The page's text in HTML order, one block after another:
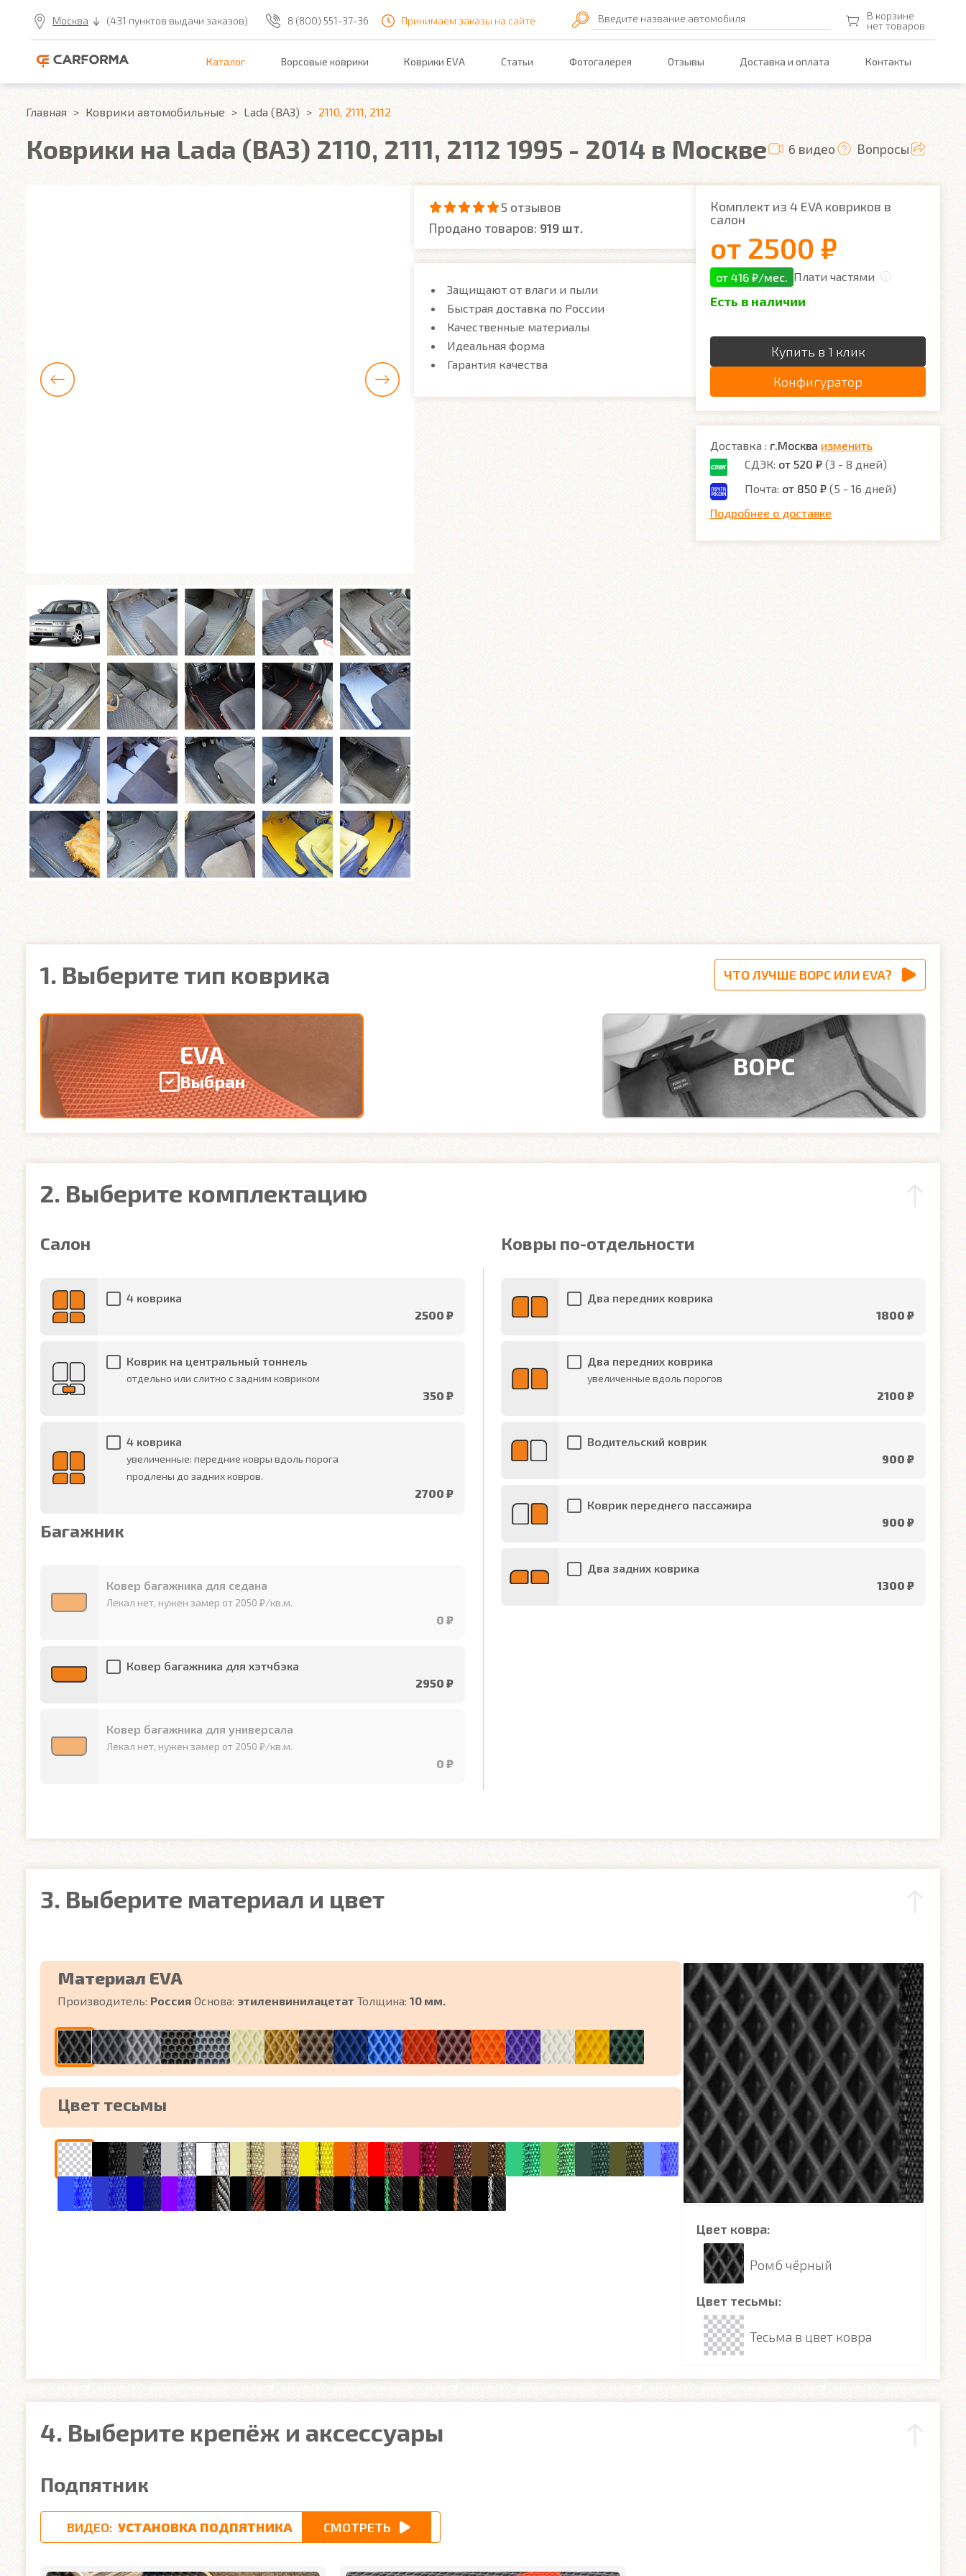
Москва (431 пунктов выдачи заказов) 8 (800) 551-37-36 Принимаем заказы на сайте Введите название автомобиля
В корзине
нет товаров
Каталог Ворсовые коврики Коврики EVA Статьи Фотогалерея Отзывы Доставка и оплата Контакты
Главная Коврики автомобильные Lada (ВАЗ) 2110, 2111, 2112
Коврики на Lada (ВАЗ) 2110, 2111, 2112 1995 - 2014 в Москве 6 видео Вопросы
5 отзывов
Продано товаров: 919 шт.
Защищают от влаги и пыли
Быстрая доставка по России
Качественные материалы
Идеальная форма
Гарантия качества
Комплект из 4 EVA ковриков в
салон
от 2500 ₽
от 416 ₽/мес. Плати частями
Есть в наличии
Купить в 1 клик
Конфигуратор
Доставка : г.Москва изменить
СДЭК: от 520 ₽ (3 - 8 дней)
Почта: от 850 ₽ (5 - 16 дней)
Подробнее о доставке
1. Выберите тип коврика ЧТО ЛУЧШЕ ВОРС ИЛИ EVA?
EVA
Выбран
ВОРС
2. Выберите комплектацию
Салон
4 коврика
2500 ₽
Коврик на центральный тоннель
отдельно или слитно с задним ковриком
350 ₽
4 коврика
увеличенные: передние ковры вдоль порога
продлены до задних ковров.
2700 ₽
Багажник
Ковер багажника для седана
Лекал нет, нужен замер от 2050 ₽/кв.м.
0 ₽
Ковер багажника для хэтчбэка
2950 ₽
Ковер багажника для универсала
Лекал нет, нужен замер от 2050 ₽/кв.м.
0 ₽
Ковры по-отдельности
Два передних коврика
1800 ₽
Два передних коврика
увеличенные вдоль порогов
2100 ₽
Водительский коврик
900 ₽
Коврик переднего пассажира
900 ₽
Два задних коврика
1300 ₽
3. Выберите материал и цвет
Материал EVA
Производитель: Россия Основа: этиленвинилацетат Толщина: 10 мм.
Цвет тесьмы
Цвет ковра:
Ромб чёрный
Цвет тесьмы:
Тесьма в цвет ковра
4. Выберите крепёж и аксессуары
Подпятник
ВИДЕО: УСТАНОВКА ПОДПЯТНИКА СМОТРЕТЬ